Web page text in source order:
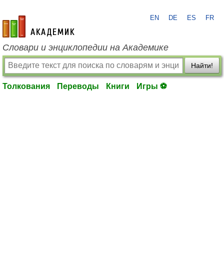
academic.ru
EN DE ES FR
Словари и энциклопедии на Академике
Найти!
Толкования Переводы Книги Игры ⚽